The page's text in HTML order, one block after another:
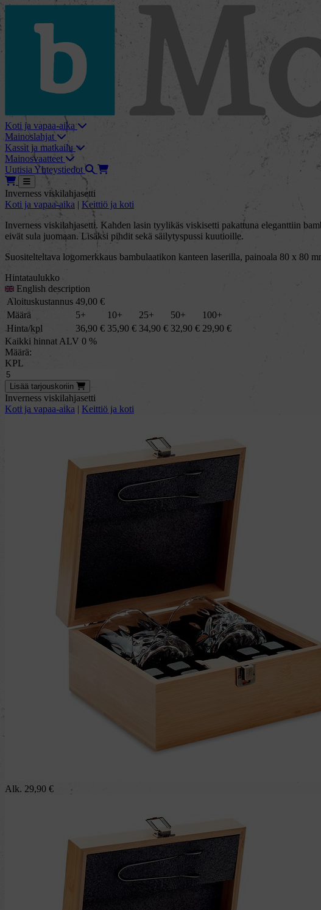
skip_to_content
bMore
Koti ja vapaa-aika
Mainoslahjat
Kassit ja matkailu
Mainosvaatteet
Uutisia Yhteystiedot HakuTarjouskori
Tarjouskori
Avaa
Inverness viskilahjasetti
Koti ja vapaa-aika | Keittiö ja koti
Inverness viskilahjasetti. Kahden lasin tyylikäs viskisetti pakattuna eleganttiin
eivät sula juomaan. Lisäksi pihdit sekä säilytyspussi kuutioille.
Suositelteltava logomerkkaus bambulaatikon kanteen laserilla, painoala 80 x 80
Hintataulukko
English description
Aloituskustannus 49,00 €
Määrä
5+ 10+ 25+ 50+
100+
Hinta/kpl
36,90 € 35,90 € 34,90 € 32,90 € 29,90 €
Kaikki hinnat ALV 0 %
Määrä:
KPL
Lisää tarjous koriin
Inverness viskilahjasetti
Koti ja vapaa-aika | Keittiö ja koti
Alk. 29,90 €